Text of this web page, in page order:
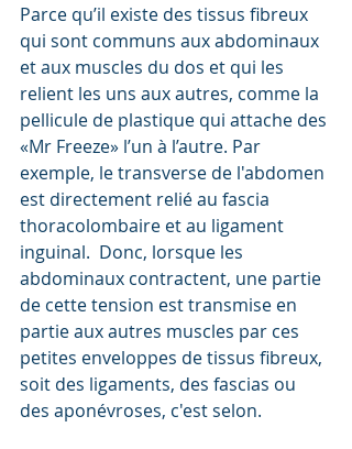
Parce qu’il existe des tissus fibreux
qui sont communs aux abdominaux
et aux muscles du dos et qui les
relient les uns aux autres, comme la
pellicule de plastique qui attache des
«Mr Freeze» l’un à l’autre. Par
exemple, le transverse de l'abdomen
est directement relié au fascia
thoracolombaire et au ligament
inguinal.  Donc, lorsque les
abdominaux contractent, une partie
de cette tension est transmise en
partie aux autres muscles par ces
petites enveloppes de tissus fibreux,
soit des ligaments, des fascias ou
des aponévroses, c'est selon.